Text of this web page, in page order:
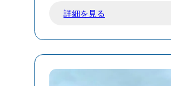
館内には、折り紙やお手
などで遊べるスペースが
小さなお子様連れでも楽
遠く利島まで望むことが
詳細を見る